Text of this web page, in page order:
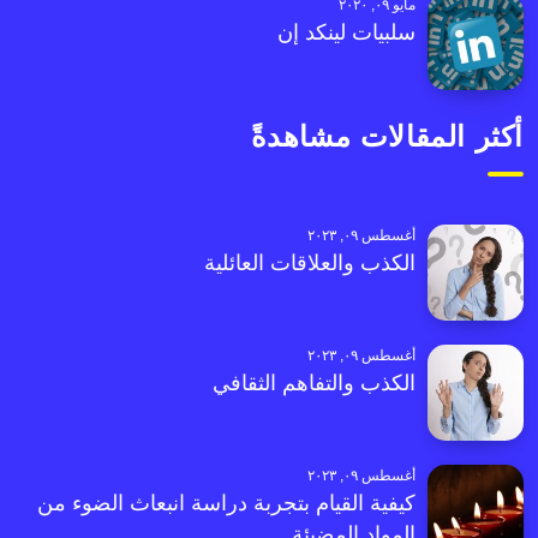
مايو ٠٩, ٢٠٢٠
سلبيات لينكد إن
أكثر المقالات مشاهدةً
أغسطس ٠٩, ٢٠٢٣
الكذب والعلاقات العائلية
أغسطس ٠٩, ٢٠٢٣
الكذب والتفاهم الثقافي
أغسطس ٠٩, ٢٠٢٣
كيفية القيام بتجربة دراسة انبعاث الضوء من